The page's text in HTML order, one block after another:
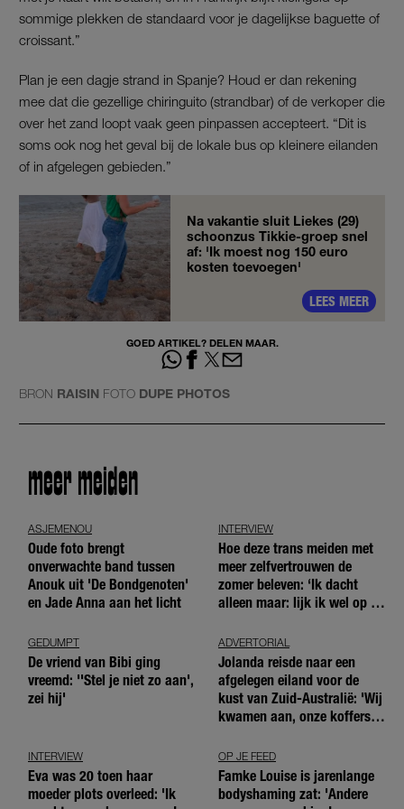
sommige plekken de standaard voor je dagelijkse baguette of
croissant.”
Plan je een dagje strand in Spanje? Houd er dan rekening
mee dat die gezellige chiringuito (strandbar) of de verkoper die
over het zand loopt vaak geen pinpassen accepteert. “Dit is
soms ook nog het geval bij de lokale bus op kleinere eilanden
of in afgelegen gebieden.”
Na vakantie sluit Liekes (29)
schoonzus Tikkie-groep snel
af: 'Ik moest nog 150 euro
kosten toevoegen'
LEES MEER
GOED ARTIKEL? DELEN MAAR.
BRON RAISIN FOTO DUPE PHOTOS
meer meiden
ASJEMENOU
Oude foto brengt
onverwachte band tussen
Anouk uit 'De Bondgenoten'
en Jade Anna aan het licht
INTERVIEW
Hoe deze trans meiden met
meer zelfvertrouwen de
zomer beleven: ‘Ik dacht
alleen maar: lijk ik wel op de
GEDUMPT
De vriend van Bibi ging
vreemd: ''Stel je niet zo aan',
zei hij'
ADVERTORIAL
Jolanda reisde naar een
afgelegen eiland voor de
kust van Zuid-Australië: 'Wij
kwamen aan, onze koffers
INTERVIEW
Eva was 20 toen haar
moeder plots overleed: 'Ik
OP JE FEED
Famke Louise is jarenlange
bodyshaming zat: 'Andere